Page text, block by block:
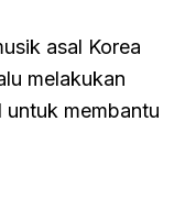
asal Korea
melakukan
untuk membantu